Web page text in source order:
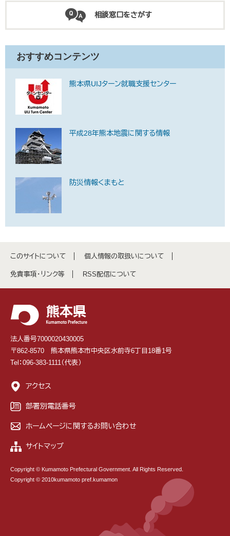
相談窓口をさがす
おすすめコンテンツ
熊本県UIJターン就職支援センター
平成28年熊本地震に関する情報
防災情報くまもと
このサイトについて 個人情報の取扱いについて
免責事項・リンク等 RSS配信について
法人番号7000020430005
〒862-8570 熊本県熊本市中央区水前寺6丁目18番1号
Tel：096-383-1111（代表）
アクセス
部署別電話番号
ホームページに関するお問い合わせ
サイトマップ
Copyright © Kumamoto Prefectural Government. All Rights Reserved.
Copyright © 2010kumamoto pref.kumamon